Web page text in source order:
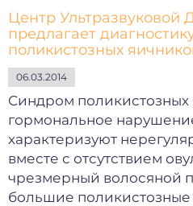
Центр Ультразвуковой
предлагает
поликистозных
06.03.2014
Синдром поликистозных
гормональное
характеризуют
вместе с отсутствием
чрезмерный волосяной
большие